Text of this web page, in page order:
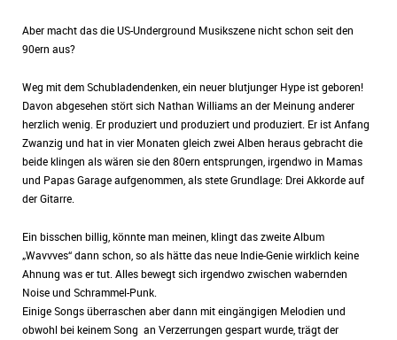
Aber macht das die US-Underground Musikszene nicht schon seit den
90ern aus?
Weg mit dem Schubladendenken, ein neuer blutjunger Hype ist geboren!
Davon abgesehen stört sich Nathan Williams an der Meinung anderer
herzlich wenig. Er produziert und produziert und produziert. Er ist Anfang
Zwanzig und hat in vier Monaten gleich zwei Alben heraus gebracht die
beide klingen als wären sie den 80ern entsprungen, irgendwo in Mamas
und Papas Garage aufgenommen, als stete Grundlage: Drei Akkorde auf
der Gitarre.
Ein bisschen billig, könnte man meinen, klingt das zweite Album
„Wavvves“ dann schon, so als hätte das neue Indie-Genie wirklich keine
Ahnung was er tut. Alles bewegt sich irgendwo zwischen wabernden
Noise und Schrammel-Punk.
Einige Songs überraschen aber dann mit eingängigen Melodien und
obwohl bei keinem Song an Verzerrungen gespart wurde, trägt der